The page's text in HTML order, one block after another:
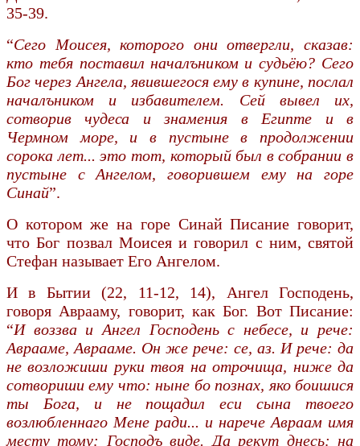
35-39.
“Сего Моисея, которого они отвергли, сказав:
кто тебя поставил началъником и судьёю? Сего
Бог через Ангела, явившегося ему в купине, послал
началъником и избавителем. Сей вывел их,
сотворив чудеса и знамения в Египте и в
Чермном море, и в пустыне в продолжении
сорока лет... это тот, который был в собрании в
пустыне с Ангелом, говорившем ему на горе
Синай”.
О котором же на горе Синай Писание говорит,
что Бог позвал Моисея и говорил с ним, святой
Стефан называет Его Ангелом.
И в Бытии (22, 11-12, 14), Ангел Господень,
говоря Аврааму, говорит, как Бог. Вот Писание:
“И воззва и Ангел Господень с небесе, и рече:
Аврааме, Аврааме. Он же рече: се, аз. И рече: да
не возложиши руки твоя на отрочища, ниже да
сотвориши ему что: ныне бо познах, яко боишися
ты Бога, и не пощадил еси сына твоего
возлюбленнаго Мене ради... и нарече Авраам имя
месту тому: Господъ виде. Да рекут днесь: на